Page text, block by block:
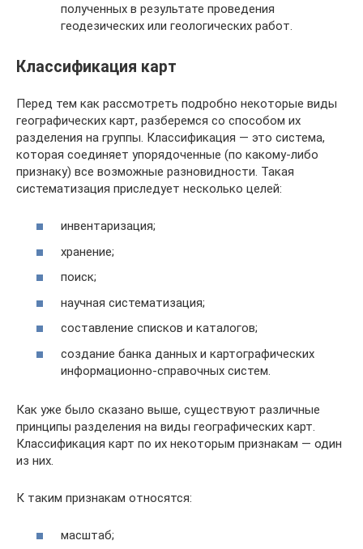
полученных в результате проведения
геодезических или геологических работ.
Классификация карт
Перед тем как рассмотреть подробно некоторые виды
географических карт, разберемся со способом их
разделения на группы. Классификация — это система,
которая соединяет упорядоченные (по какому-либо
признаку) все возможные разновидности. Такая
систематизация приследует несколько целей:
инвентаризация;
хранение;
поиск;
научная систематизация;
составление списков и каталогов;
создание банка данных и картографических
информационно-справочных систем.
Как уже было сказано выше, существуют различные
принципы разделения на виды географических карт.
Классификация карт по их некоторым признакам — один
из них.
К таким признакам относятся:
масштаб;